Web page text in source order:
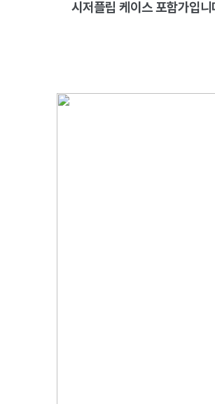
시저플립 케이스 포함가입니